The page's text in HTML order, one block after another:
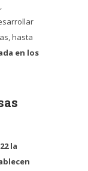
hasta
en los
la